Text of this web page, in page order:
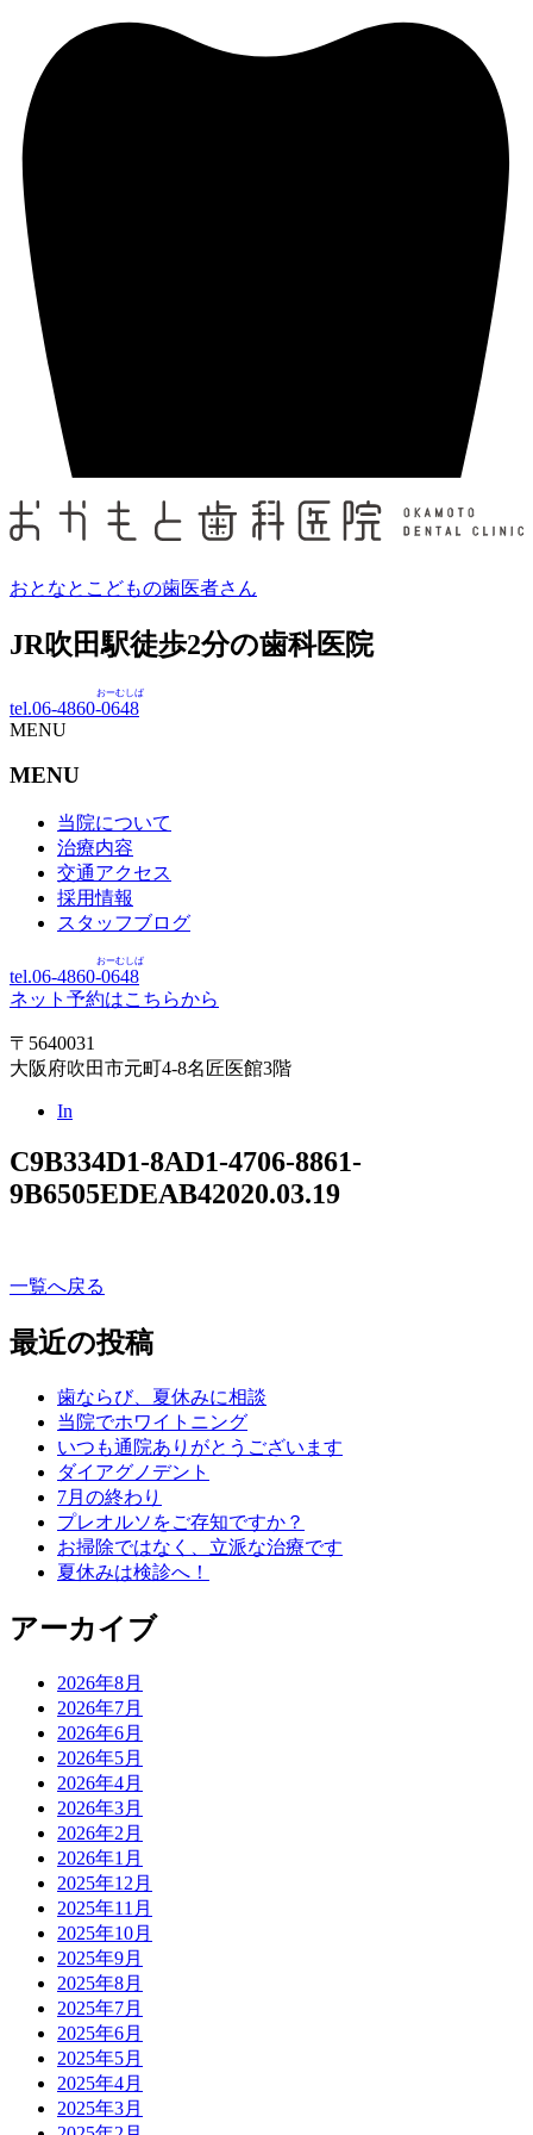
おとなとこどもの歯医者さん
JR吹田駅徒歩2分の歯科医院
tel.06-4860-0648
おーむしば
MENU
MENU
当院について
治療内容
交通アクセス
採用情報
スタッフブログ
tel.06-4860-0648
おーむしば
ネット予約はこちらから
〒5640031
大阪府吹田市元町4-8名匠医館3階
In
C9B334D1-8AD1-4706-8861-
9B6505EDEAB42020.03.19
一覧へ戻る
最近の投稿
歯ならび、夏休みに相談
当院でホワイトニング
いつも通院ありがとうございます
ダイアグノデント
7月の終わり
プレオルソをご存知ですか？
お掃除ではなく、立派な治療です
夏休みは検診へ！
アーカイブ
2026年8月
2026年7月
2026年6月
2026年5月
2026年4月
2026年3月
2026年2月
2026年1月
2025年12月
2025年11月
2025年10月
2025年9月
2025年8月
2025年7月
2025年6月
2025年5月
2025年4月
2025年3月